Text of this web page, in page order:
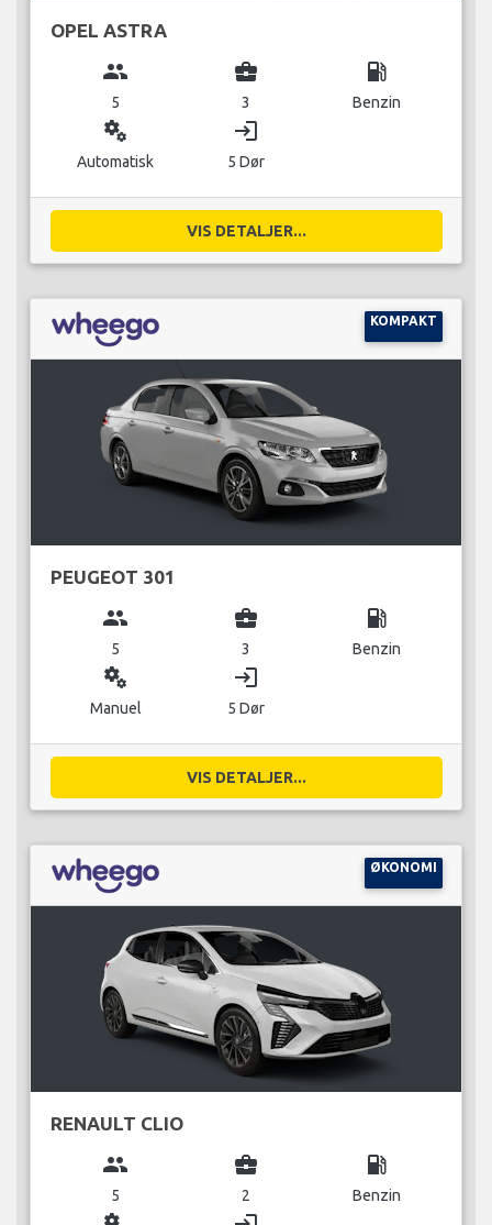
OPEL ASTRA
group
5
business_center
3
local_gas_station
Benzin
miscellaneous_services
Automatisk
login
5 Dør
VIS DETALJER...
KOMPAKT
PEUGEOT 301
group
5
business_center
3
local_gas_station
Benzin
miscellaneous_services
Manuel
login
5 Dør
VIS DETALJER...
ØKONOMI
RENAULT CLIO
group
5
business_center
2
local_gas_station
Benzin